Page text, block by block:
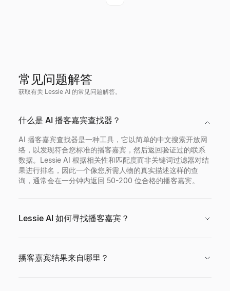
常见问题解答
获取有关 Lessie AI 的常见问题解答。
什么是 AI 播客嘉宾查找器？
AI 播客嘉宾查找器是一种工具，它以简单的中文搜索开放网
络，以发现符合您标准的播客嘉宾，然后返回验证过的联系
数据。Lessie AI 根据相关性和匹配度而非关键词过滤器对结
果进行排名，因此一个像您所需人物的真实描述这样的查
询，通常会在一分钟内返回 50-200 位合格的播客嘉宾。
Lessie AI 如何寻找播客嘉宾？
播客嘉宾结果来自哪里？